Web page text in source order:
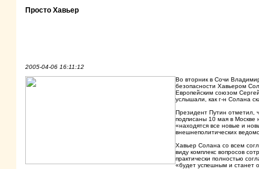
Просто Хавьер
2005-04-06 16:11:12
Во вторник в Сочи
безопасности Хавьером
Европейским союзом
услышали, как г-н Солана
Президент Путин отметил,
подписаны 10 мая в Москве
«находятся все новые и
внешнеполитических
Хавьер Солана со всем
виду комплекс вопросов
практически полностью
«будет успешным и станет